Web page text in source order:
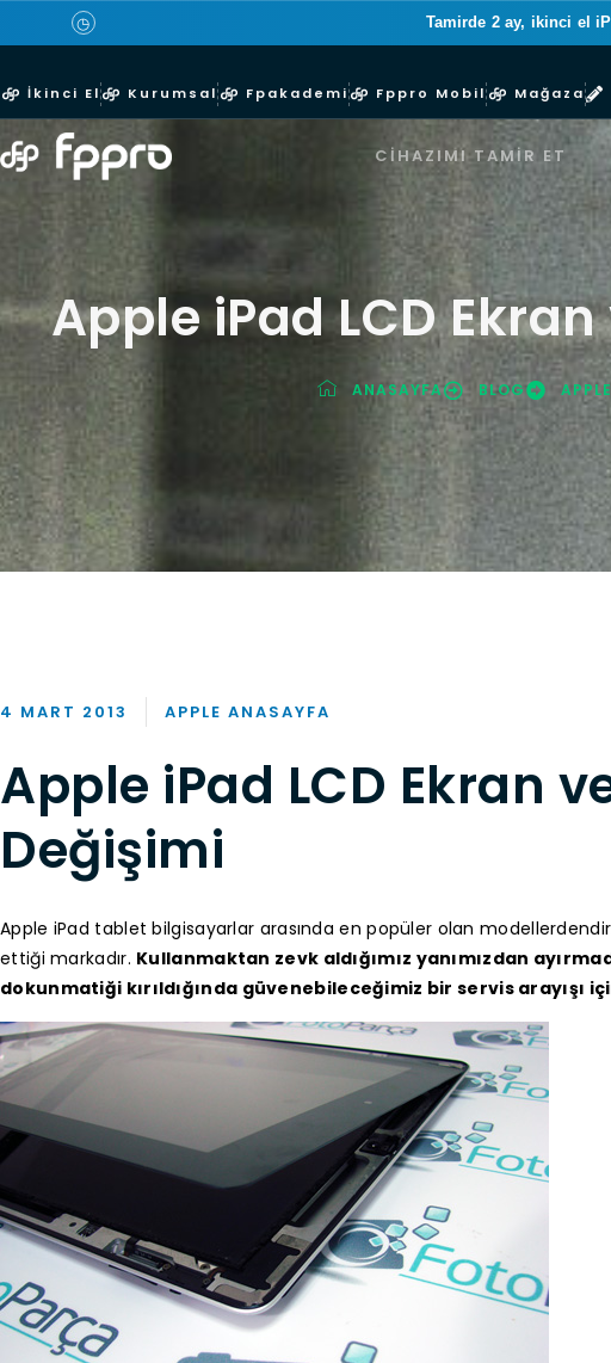
◷ Tamirde 2 ay, ikinci el
İkinci El Kurumsal Fpakademi Fppro Mobil Mağaza
CIHAZIMI TAMIR ET
Apple iPad LCD
ANASAYFA BLOG
4 MART 2013 APPLE ANASAYFA
Apple iPad LCD Ekran
Değişimi
Apple iPad tablet bilgisayarlar arasında en popüler olan
ettiği markadır. Kullanmaktan zevk aldığımız yanımızdan
dokunmatiği kırıldığında güvenebileceğimiz bir servis arayışı